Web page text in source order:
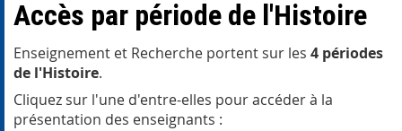
Accès par période de l'Histoire
Enseignement et Recherche portent sur les 4 périodes
de l'Histoire.
Cliquez sur l'une d'entre-elles pour accéder à la
présentation des enseignants :